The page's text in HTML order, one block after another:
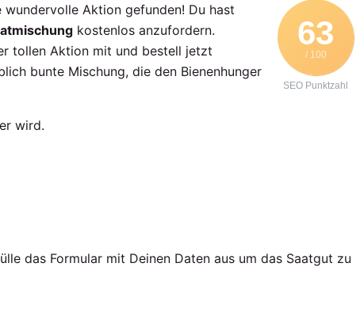
63
/ 100
SEO Punktzahl
Aktion gefunden! Du hast
kostenlos anzufordern.
tollen Aktion mit und bestell jetzt
bunte Mischung, die den Bienenhunger
wird.
das Formular mit Deinen Daten aus um das Saatgut zu